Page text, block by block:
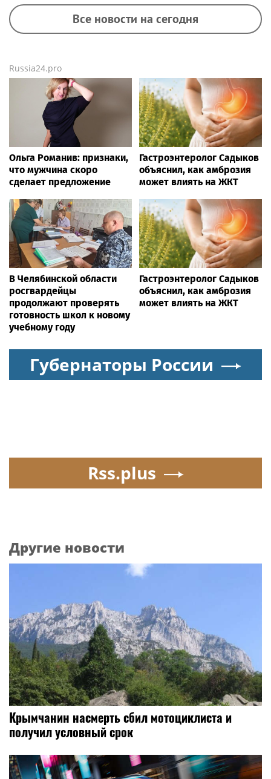
Все новости на сегодня
Russia24.pro
Ольга Романив: признаки,
что мужчина скоро
сделает предложение
Гастроэнтеролог Садыков
объяснил, как амброзия
может влиять на ЖКТ
В Челябинской области
росгвардейцы
продолжают проверять
готовность школ к новому
учебному году
Гастроэнтеролог Садыков
объяснил, как амброзия
может влиять на ЖКТ
Губернаторы России
Rss.plus
Другие новости
Крымчанин насмерть сбил мотоциклиста и
получил условный срок